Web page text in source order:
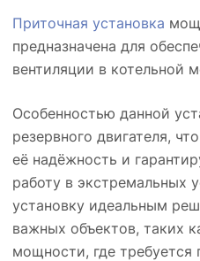
Приточная установка
предназначена для
вентиляции в котельной
Особенностью данной
резервного двигателя,
её надёжность и
работу в экстремальных
установку идеальным
важных объектов, таких
мощности, где